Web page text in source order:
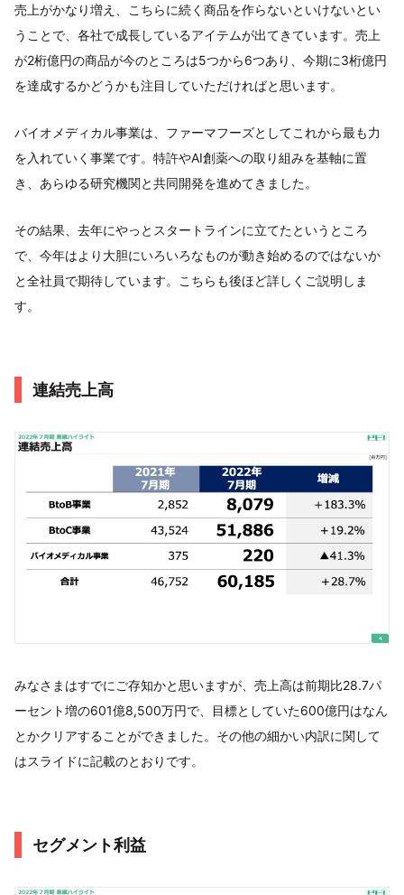
売上がかなり増え、こちらに続く商品を作らないといけないとい
うことで、各社で成長しているアイテムが出てきています。売上
が2桁億円の商品が今のところは5つから6つあり、今期に3桁億円
を達成するかどうかも注目していただければと思います。
バイオメディカル事業は、ファーマフーズとしてこれから最も力
を入れていく事業です。特許やAI創薬への取り組みを基軸に置
き、あらゆる研究機関と共同開発を進めてきました。
その結果、去年にやっとスタートラインに立てたというところ
で、今年はより大胆にいろいろなものが動き始めるのではないか
と全社員で期待しています。こちらも後ほど詳しくご説明しま
す。
連結売上高
みなさまはすでにご存知かと思いますが、売上高は前期比28.7パ
ーセント増の601億8,500万円で、目標としていた600億円はなん
とかクリアすることができました。その他の細かい内訳に関して
はスライドに記載のとおりです。
セグメント利益